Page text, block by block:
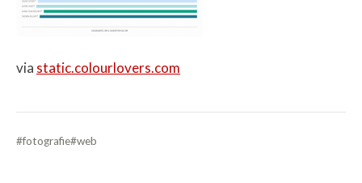
via static.colourlovers.com
#fotografie#web